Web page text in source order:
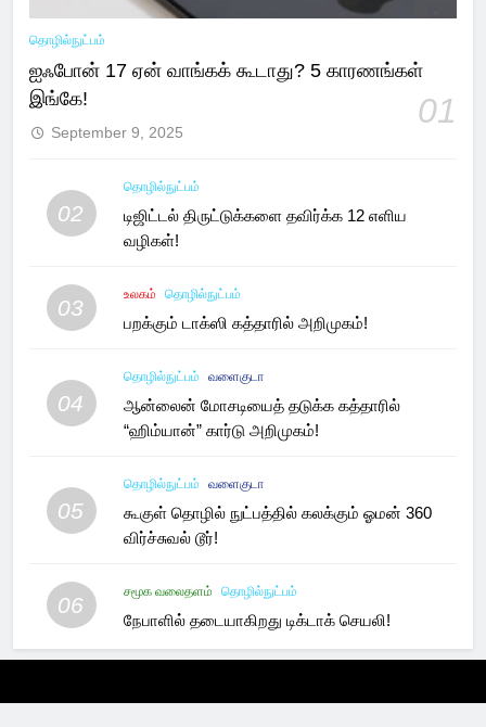
தொழில்நுட்பம்
ஐஃபோன் 17 ஏன் வாங்கக் கூடாது? 5 காரணங்கள்
இங்கே!
01
September 9, 2025
02
தொழில்நுட்பம்
டிஜிட்டல் திருட்டுக்களை தவிர்க்க 12 எளிய
வழிகள்!
03
உலகம் தொழில்நுட்பம்
பறக்கும் டாக்ஸி கத்தாரில் அறிமுகம்!
04
தொழில்நுட்பம் வளைகுடா
ஆன்லைன் மோசடியைத் தடுக்க கத்தாரில்
“ஹிம்யான்” கார்டு அறிமுகம்!
05
தொழில்நுட்பம் வளைகுடா
கூகுள் தொழில் நுட்பத்தில் கலக்கும் ஓமன் 360
விர்ச்சுவல் டூர்!
06
சமூக வலைதளம் தொழில்நுட்பம்
நேபாளில் தடையாகிறது டிக்டாக் செயலி!